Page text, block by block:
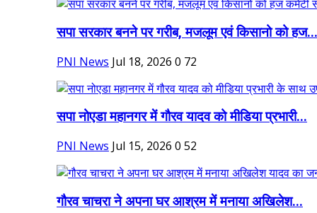
सपा सरकार बनने पर गरीब, मजलूम एवं किसानो को हज...
PNI News Jul 18, 2026 0 72
सपा नोएडा महानगर में गौरव यादव को मीडिया प्रभारी...
PNI News Jul 15, 2026 0 52
गौरव चाचरा ने अपना घर आश्रम में मनाया अखिलेश...